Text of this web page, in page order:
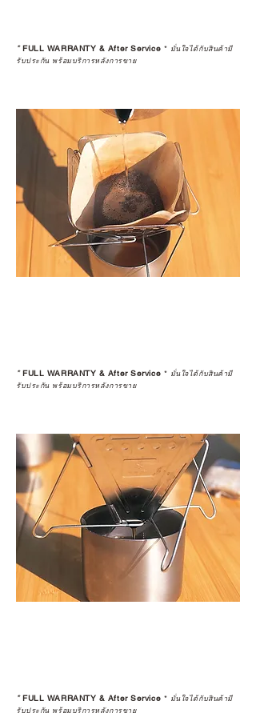
*FULL WARRANTY & After Service * มั่นใจได้กับสินค้ามี
รับประกัน พร้อมบริการหลังการขาย
*FULL WARRANTY & After Service * มั่นใจได้กับสินค้ามี
รับประกัน พร้อมบริการหลังการขาย
*FULL WARRANTY & After Service * มั่นใจได้กับสินค้ามี
รับประกัน พร้อมบริการหลังการขาย